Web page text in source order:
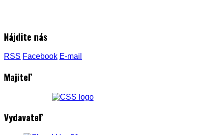
Nájdite nás
RSS Facebook E-mail
Majiteľ
Vydavateľ